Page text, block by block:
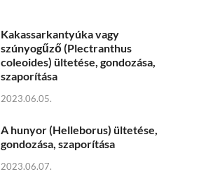
Kakassarkantyúka vagy
szúnyogűző (Plectranthus
coleoides) ültetése, gondozása,
szaporítása
2023.06.05.
A hunyor (Helleborus) ültetése,
gondozása, szaporítása
2023.06.07.